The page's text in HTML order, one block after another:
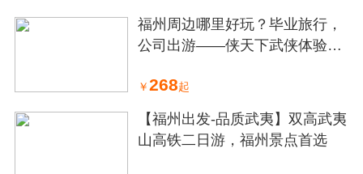
1、行程中，司机、导游、游客需全程佩戴口罩；
2、司机、导游须为每位游客做好体温检测，体温高于37.3
3、车辆出车前后必须进行消毒，并随车配备消毒用品及测
量体温工具；
4、行程如果含餐的，采用分餐制或套餐盒饭；
5、出游当天实名制登记，必须出示健康绿码，显示红色、
福州周边哪里好玩？毕业旅行，
公司出游——侠天下武侠体验1
￥268起
【福州出发-品质武夷】双高武夷
山高铁二日游，福州景点首选